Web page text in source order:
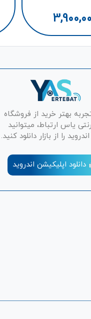
بهتر خرید از فروشگاه
یاس ارتباط، میتوانید
را از بازار دانلود کنید.
دانلود اپلیکیشن اندروید